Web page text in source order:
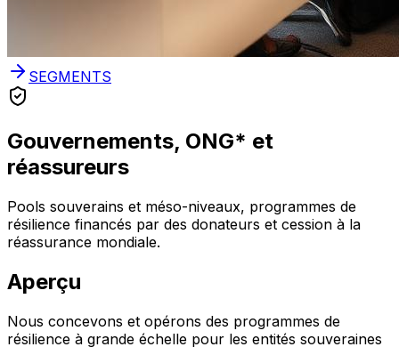
SEGMENTS
Gouvernements, ONG* et
réassureurs
Pools souverains et méso-niveaux, programmes de
résilience financés par des donateurs et cession à la
réassurance mondiale.
Aperçu
Nous concevons et opérons des programmes de
résilience à grande échelle pour les entités souveraines